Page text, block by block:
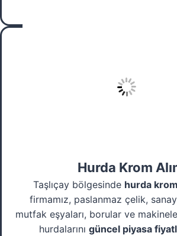
Hurda Krom
Taşlıçay bölgesinde hurda krom
firmamız, paslanmaz çelik,
mutfak eşyaları, borular ve
hurdalarını güncel piyasa